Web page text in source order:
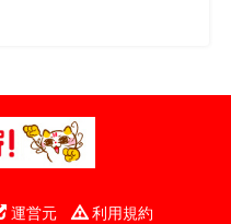
運営元
利用規約